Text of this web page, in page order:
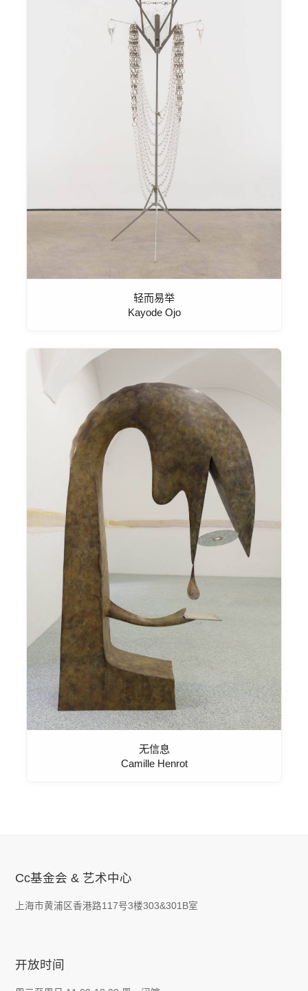
轻而易举
Kayode Ojo
无信息
Camille Henrot
Cc基金会 & 艺术中心
上海市黄浦区香港路117号3楼303&301B室
开放时间